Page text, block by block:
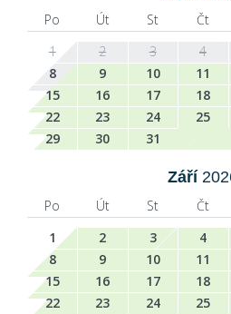
Po Út St Čt
1
2 3 4
8
9 10 11
15
16 17 18
22
23 24 25
29
30 31
Září
Po Út St Čt
1
2 3 4
8
9 10 11
15
16 17 18
22
23 24 25